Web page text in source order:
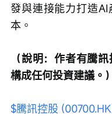
發與連接能力打造
本。
（說明：作者有騰
構成任何投資建議。）
$騰訊控股